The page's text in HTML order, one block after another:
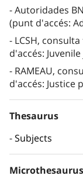
Autoridades
(punt d'accés:
LCSH,
d'accés:
RAMEAU,
d'accés: Justice
Thesaurus
Subjects
Microthesaurus